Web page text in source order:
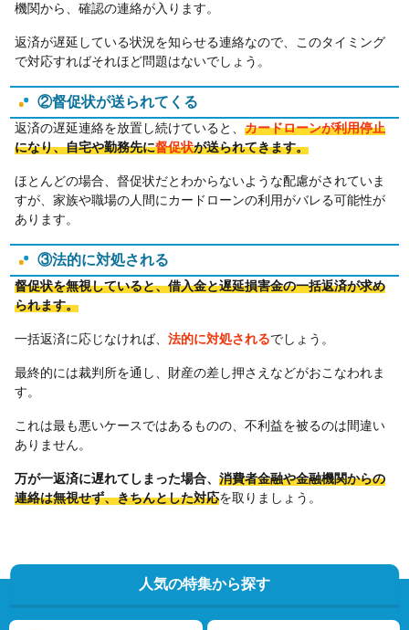
機関から、確認の連絡が入ります。
返済が遅延している状況を知らせる連絡なので、このタイミング
で対応すればそれほど問題はないでしょう。
②督促状が送られてくる
返済の遅延連絡を放置し続けていると、 カードローンが利用停止
になり、自宅や勤務先に督促状が送られてきます。
ほとんどの場合、督促状だとわからないような配慮がされていま
すが、家族や職場の人間にカードローンの利用がバレる可能性が
あります。
③法的に対処される
督促状を無視していると、借入金と遅延損害金の一括返済が求め
られます。
一括返済に応じなければ、 法的に対処されるでしょう。
最終的には裁判所を通し、財産の差し押さえなどがおこなわれま
す。
これは最も悪いケースではあるものの、不利益を被るのは間違い
ありません。
万が一返済に遅れてしまった場合、 消費者金融や金融機関からの
連絡は無視せず、きちんとした対応を取りましょう。
人気の特集から探す